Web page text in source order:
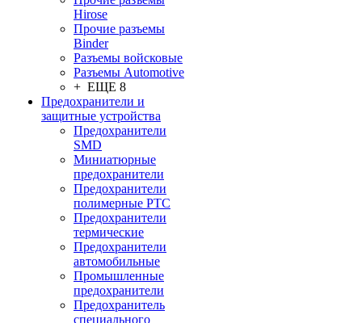
Hirose
Прочие разъемы
Binder
Разъемы войсковые
Разъeмы Automotive
+ ЕЩЕ 8
Предохранители и
защитные устройства
Предохранители
SMD
Миниатюрные
предохранители
Предохранители
полимерные PTC
Предохранители
термические
Предохранители
автомобильные
Промышленные
предохранители
Предохранитель
специального